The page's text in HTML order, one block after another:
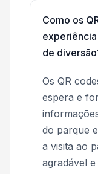
Como os
de
Os QR
espera e
do parque
a visita ao
agradável